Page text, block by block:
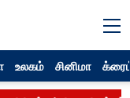
உலகம் சினிமா